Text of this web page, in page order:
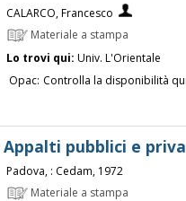
CALARCO, Francesco
Materiale a stampa
Lo trovi qui: Univ. L'Orientale
Opac: Controlla la disponibilità
Appalti pubblici e
Padova, : Cedam, 1972
Materiale a stampa